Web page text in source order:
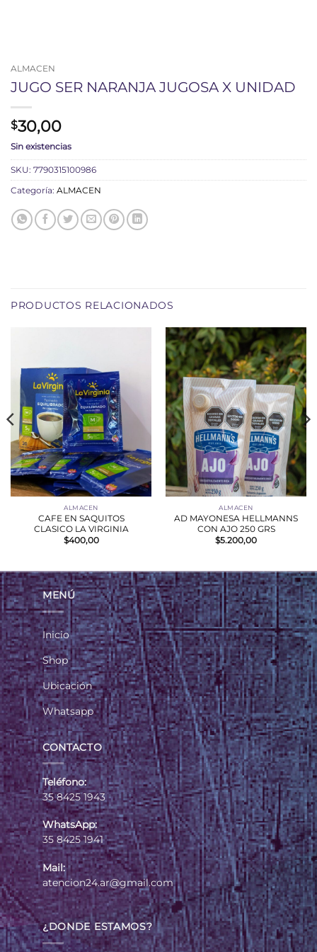
ALMACEN
JUGO SER NARANJA JUGOSA X UNIDAD
$30,00
Sin existencias
SKU: 7790315100986
Categoría: ALMACEN
PRODUCTOS RELACIONADOS
ALMACEN
CAFE EN SAQUITOS
CLASICO LA VIRGINIA
$400,00
ALMACEN
AD MAYONESA HELLMANNS
CON AJO 250 GRS
$5.200,00
MENÚ
Inicio
Shop
Ubicación
Whatsapp
CONTACTO
Teléfono:
35 8425 1943
WhatsApp:
35 8425 1941
Mail:
atencion24.ar@gmail.com
¿DONDE ESTAMOS?